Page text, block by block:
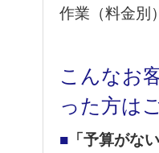
作業（料金別
こんなお
った方は
■ 「予算がな